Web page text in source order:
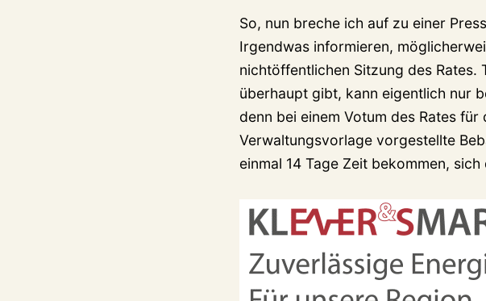
So, nun breche ich auf zu einer
Irgendwas informieren,
nichtöffentlichen Sitzung des Rates.
überhaupt gibt, kann eigentlich nur
denn bei einem Votum des Rates
Verwaltungsvorlage vorgestellte
einmal 14 Tage Zeit bekommen,